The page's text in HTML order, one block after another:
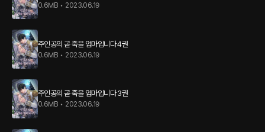
0.6MB • 2023.06.19
주인공의 곧 죽을 엄마입니다 4권
0.6MB • 2023.06.19
주인공의 곧 죽을 엄마입니다 3권
0.6MB • 2023.06.19